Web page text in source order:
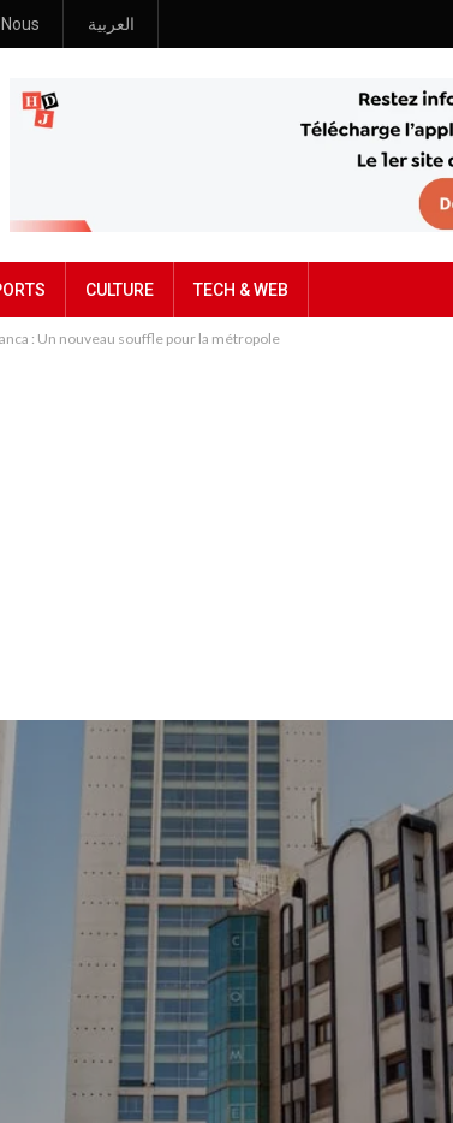
العربية
CULTURE TECH & WEB
: Un nouveau souffle pour la métropole